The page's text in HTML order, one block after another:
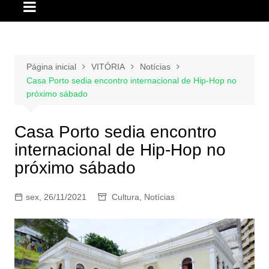
Página inicial VITÓRIA
Notícias
Casa Porto sedia encontro internacional de Hip-Hop no
próximo sábado
Casa Porto sedia encontro
internacional de Hip-Hop no
próximo sábado
sex, 26/11/2021 Cultura Notícias